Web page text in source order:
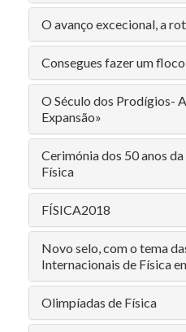
O avanço excecional, a
Consegues fazer um
O Século dos Prodígios-
Expansão»
Cerimónia dos 50 anos
Física
FÍSICA2018
Novo selo, com o tema
Internacionais de Física
Olimpíadas de Física